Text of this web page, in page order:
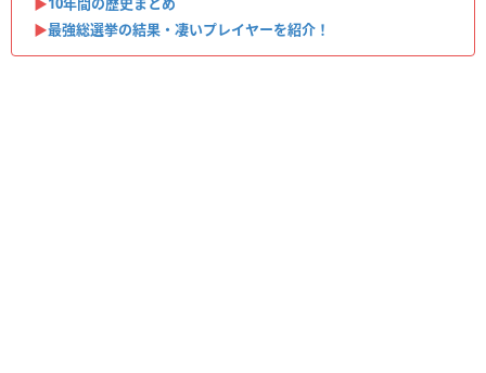
▶︎最強総選挙の結果・凄いプレイヤーを紹介！